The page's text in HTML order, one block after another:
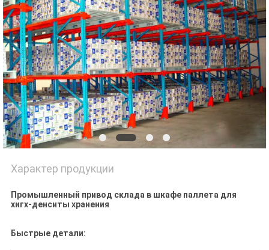
Характер продукции
Промышленный привод склада в шкафе паллета для
хигх-денситы хранения
Быстрые детали: